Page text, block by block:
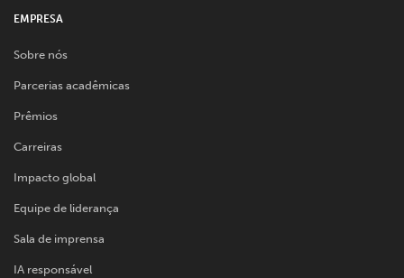
EMPRESA
Sobre nós
Parcerias acadêmicas
Prêmios
Carreiras
Impacto global
Equipe de liderança
Sala de imprensa
IA responsável